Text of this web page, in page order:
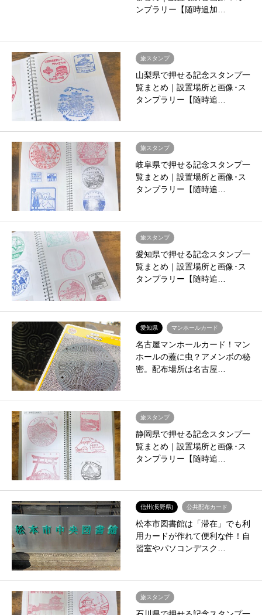
ンプラリー【随時追加…
旅スタンプ
山梨県で押せる記念スタンプ一
覧まとめ｜設置場所と画像･ス
タンプラリー【随時追…
旅スタンプ
岐阜県で押せる記念スタンプ一
覧まとめ｜設置場所と画像･ス
タンプラリー【随時追…
旅スタンプ
愛知県で押せる記念スタンプ一
覧まとめ｜設置場所と画像･ス
タンプラリー【随時追…
愛知県 マンホールカード
名古屋マンホールカード！マン
ホールの蓋に虫？アメンボの秘
密。配布場所は名古屋…
旅スタンプ
静岡県で押せる記念スタンプ一
覧まとめ｜設置場所と画像･ス
タンプラリー【随時追…
信州(長野県) 公共配布カード
松本市図書館は「滞在」でも利
用カードが作れて便利な件！自
習室やパソコンデスク…
旅スタンプ